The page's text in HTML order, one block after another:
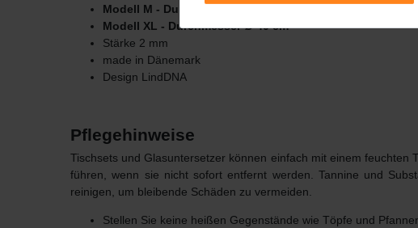
Modell M - Durchmesser Ø 30 cm
Modell XL - Durchmesser Ø 40 cm
Stärke 2 mm
made in Dänemark
Design LindDNA
Pflegehinweise
Tischsets und Glasuntersetzer können einfach mit einem feuchten
führen, wenn sie nicht sofort entfernt werden. Tannine und
reinigen, um bleibende Schäden zu vermeiden.
Stellen Sie keine heißen Gegenstände wie Töpfe und